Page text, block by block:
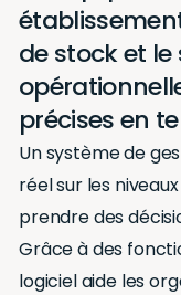
de stock et
précises en
Un système de
réel sur les
prendre des
Grâce à des
logiciel aide les